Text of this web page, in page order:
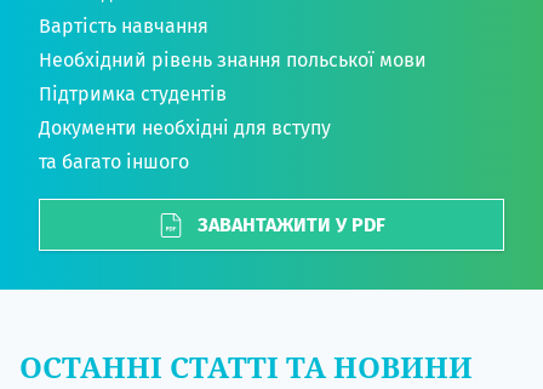
Вартість навчання
Необхідний рівень знання польської мови
Підтримка студентів
Документи необхідні для вступу
та багато іншого
ЗАВАНТАЖИТИ У PDF
ОСТАННІ СТАТТІ ТА НОВИНИ